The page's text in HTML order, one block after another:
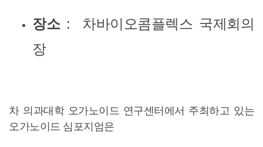
장소: 차바이오콤플렉스 국제회의
장
차 의과대학 오가노이드 연구센터에서 주최하고 있는
오가노이드 심포지엄은